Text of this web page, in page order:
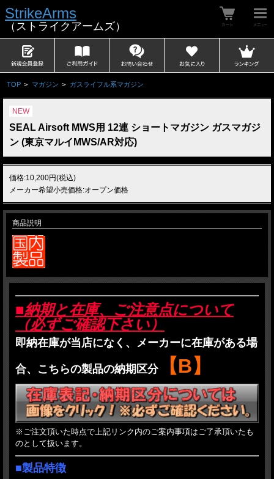
StrikeArms
（ストライクアームズ）
TOP > マガジン > ガスライフル系マガジン
NEW
SEAL Airsoft MWS用 12連 ショートマガジン ガスマガジ
ン (東京マルイMWS/AR対応)
価格:10,200円(税込)
メーカー希望小売価格:オープン価格
商品説明
■納期と在庫、ご注意点について
（必ずご確認下さい）
即納在庫が当店になく、メーカーに在庫がある場
合、こちらの製品の納期区分【B】
※ご注文頂いた時点で上記リンク内のご案内事項はご了承頂いたも
のとして扱います。
■製品特徴